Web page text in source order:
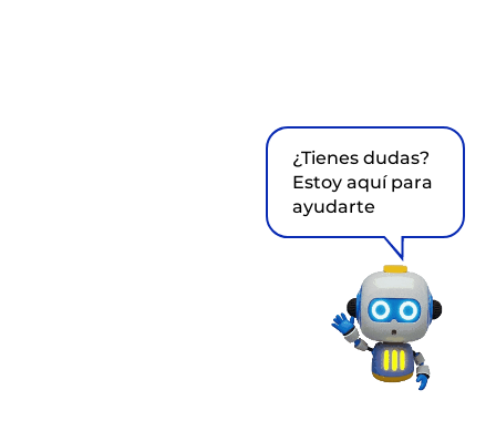
¿Tienes dudas?
Estoy aquí para
ayudarte